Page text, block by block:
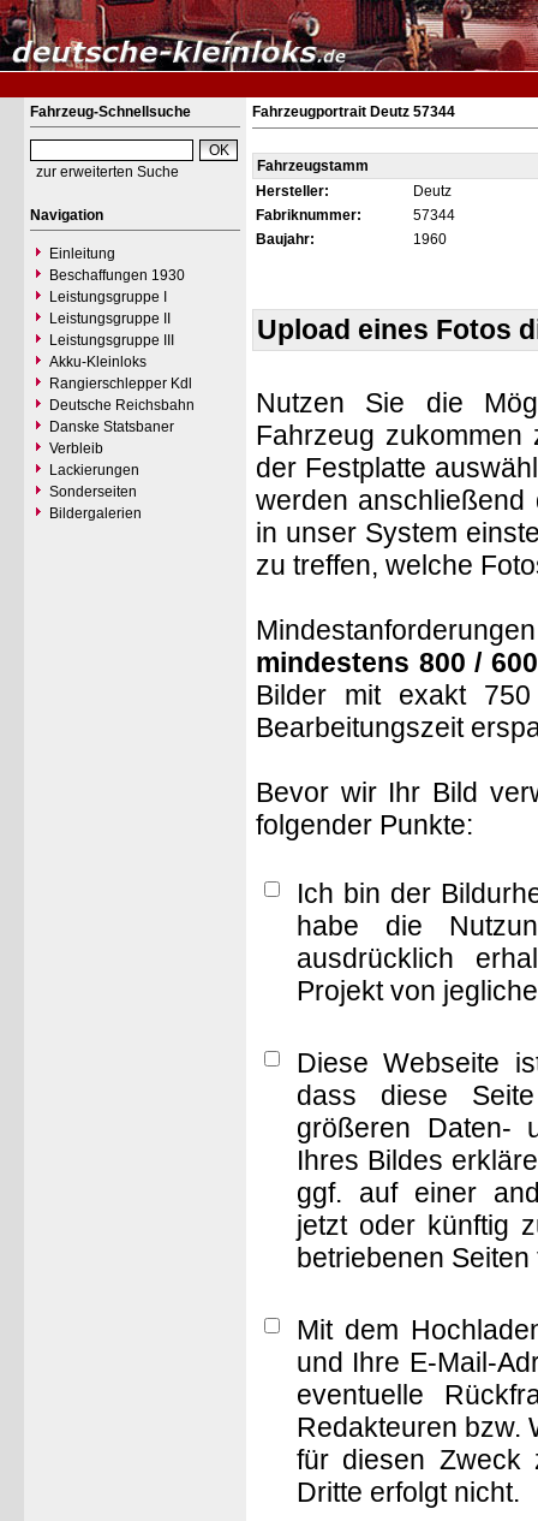
Fahrzeug-Schnellsuche
zur erweiterten Suche
Navigation
Einleitung
Beschaffungen 1930
Leistungsgruppe I
Leistungsgruppe II
Leistungsgruppe III
Akku-Kleinloks
Rangierschlepper Kdl
Deutsche Reichsbahn
Danske Statsbaner
Verbleib
Lackierungen
Sonderseiten
Bildergalerien
Fahrzeugportrait Deutz 57344
Fahrzeugstamm
Hersteller:
Deutz
Fabriknummer:
57344
Baujahr:
1960
Upload eines Fotos
Nutzen Sie die
Fahrzeug
der Festplatte
werden anschließend
in unser System
zu treffen, welche
mindestens 800 /
Bilder mit exakt
Bearbeitungszeit
Bevor wir Ihr Bild
folgender Punkte:
Ich bin der
habe die
ausdrücklich
Projekt von
Diese Webseite
dass diese
größeren Daten-
Ihres Bildes
ggf. auf einer
jetzt oder künftig
betriebenen
Mit dem
und Ihre E-Mail-
eventuelle
Redakteuren bzw.
für diesen Zweck
Dritte erfolgt nicht.